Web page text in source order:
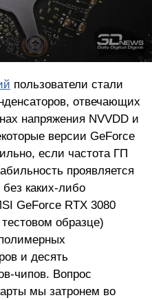
пользователи стали
отвечающих
напряжения NVVDD и
версии GeForce
если частота ГП
проявляется
каких-либо
GeForce RTX 3080
образце)
и десять
чипов. Вопрос
мы затронем во